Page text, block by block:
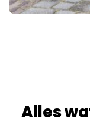
Alles